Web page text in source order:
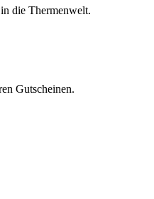
die Thermenwelt.
Gutscheinen.